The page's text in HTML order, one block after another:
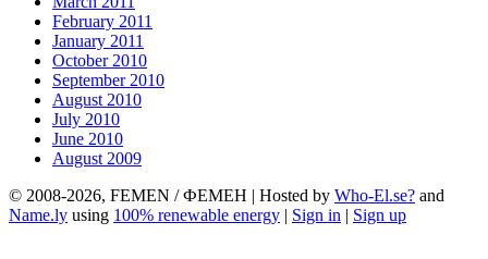
February 2011
January 2011
October 2010
September 2010
August 2010
July 2010
June 2010
August 2009
© 2008-2026, FEMEN / ФЕМЕН | Hosted by Who-El.se? and
Name.ly using 100% renewable energy | Sign in | Sign up